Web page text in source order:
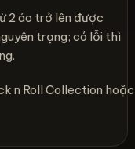
2 áo trở lên được
trạng; có lỗi thì
n Roll Collection hoặc